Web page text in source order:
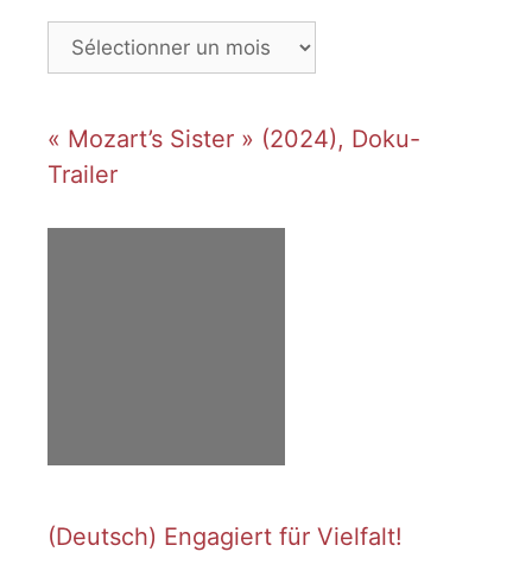
Archives
« Mozart’s Sister » (2024), Doku-
Trailer
(Deutsch) Engagiert für Vielfalt!